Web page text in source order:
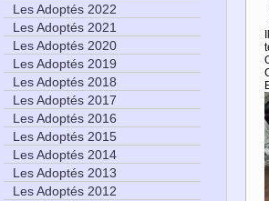
Les Adoptés 2022
Les Adoptés 2021
Les Adoptés 2020
Les Adoptés 2019
Les Adoptés 2018
Les Adoptés 2017
Les Adoptés 2016
Les Adoptés 2015
Les Adoptés 2014
Les Adoptés 2013
Les Adoptés 2012